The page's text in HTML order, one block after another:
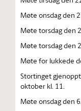
Møte onsdag den
Møte torsdag den
Møte torsdag den
Møte for lukkede
Stortinget
oktober kl. 11.
Møte onsdag den